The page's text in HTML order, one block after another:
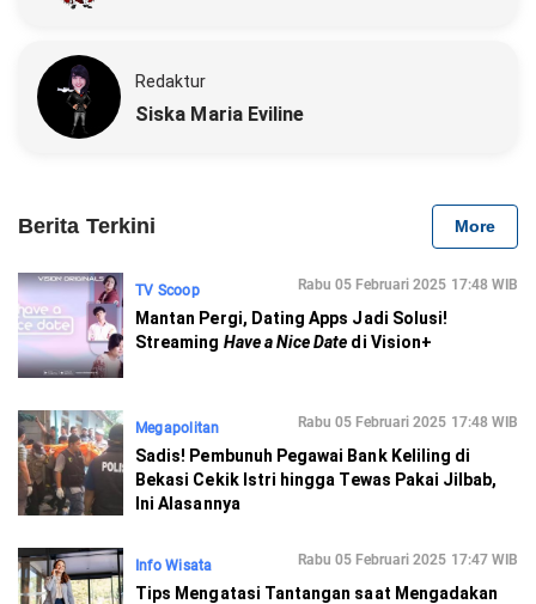
Redaktur
Siska Maria Eviline
Berita Terkini More
TV Scoop Rabu 05 Februari 2025 17:48 WIB
Mantan Pergi, Dating Apps Jadi Solusi!
Streaming Have a Nice Date di Vision+
Megapolitan Rabu 05 Februari 2025 17:48 WIB
Sadis! Pembunuh Pegawai Bank Keliling di
Bekasi Cekik Istri hingga Tewas Pakai Jilbab,
Ini Alasannya
Info Wisata Rabu 05 Februari 2025 17:47 WIB
Tips Mengatasi Tantangan saat Mengadakan